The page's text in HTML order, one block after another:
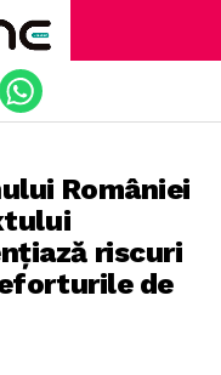
României
riscuri
de